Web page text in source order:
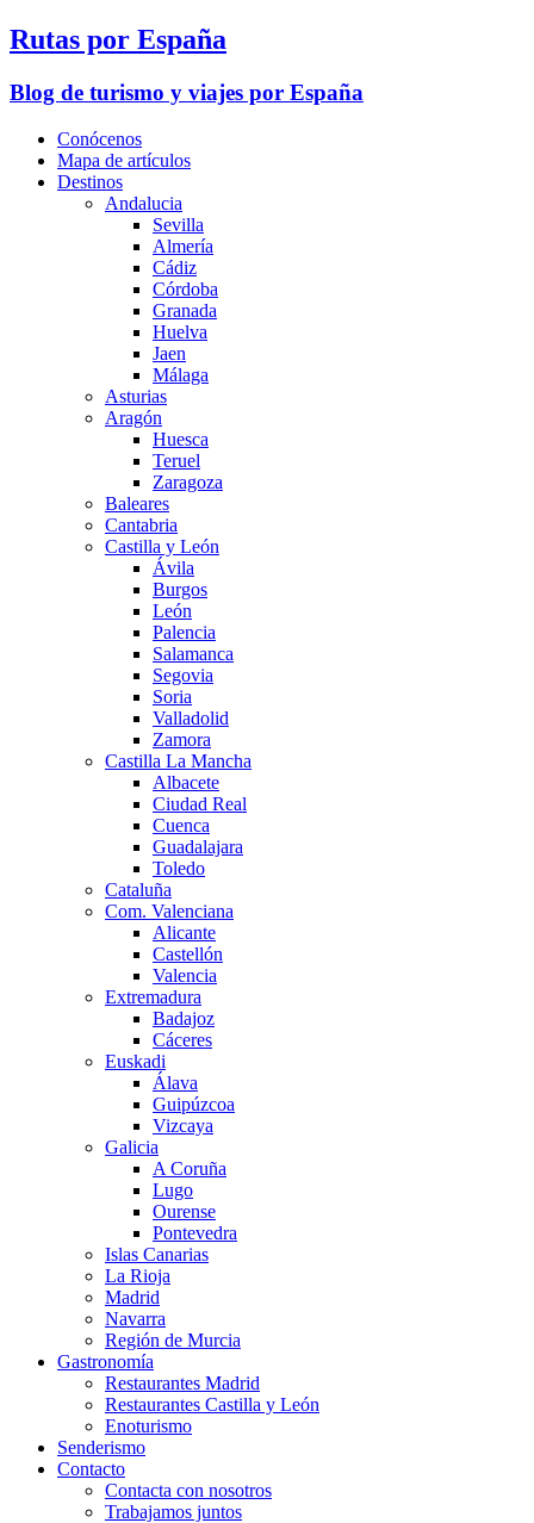
Rutas por España
Blog de turismo y viajes por España
Conócenos
Mapa de artículos
Destinos
Andalucia
Sevilla
Almería
Cádiz
Córdoba
Granada
Huelva
Jaen
Málaga
Asturias
Aragón
Huesca
Teruel
Zaragoza
Baleares
Cantabria
Castilla y León
Ávila
Burgos
León
Palencia
Salamanca
Segovia
Soria
Valladolid
Zamora
Castilla La Mancha
Albacete
Ciudad Real
Cuenca
Guadalajara
Toledo
Cataluña
Com. Valenciana
Alicante
Castellón
Valencia
Extremadura
Badajoz
Cáceres
Euskadi
Álava
Guipúzcoa
Vizcaya
Galicia
A Coruña
Lugo
Ourense
Pontevedra
Islas Canarias
La Rioja
Madrid
Navarra
Región de Murcia
Gastronomía
Restaurantes Madrid
Restaurantes Castilla y León
Enoturismo
Senderismo
Contacto
Contacta con nosotros
Trabajamos juntos